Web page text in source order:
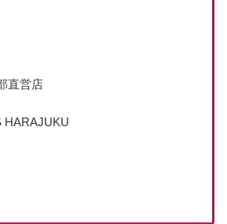
直営店
HARAJUKU